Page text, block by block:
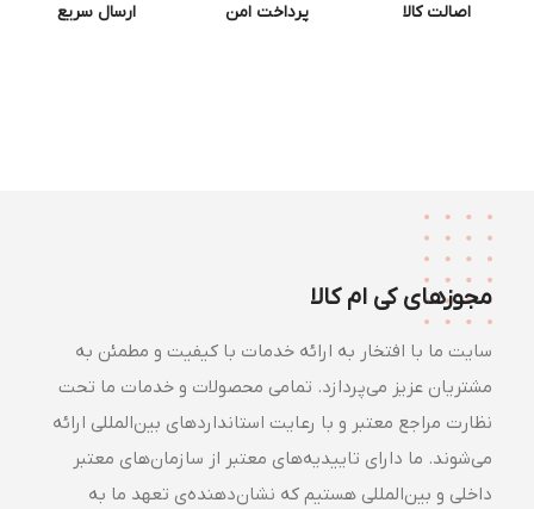
اصالت کالا پرداخت امن ارسال سریع
مجوزهای کی ام کالا
سایت ما با افتخار به ارائه خدمات با کیفیت و مطمئن به
مشتریان عزیز می‌پردازد. تمامی محصولات و خدمات ما تحت
نظارت مراجع معتبر و با رعایت استانداردهای بین‌المللی ارائه
می‌شوند. ما دارای تاییدیه‌های معتبر از سازمان‌های معتبر
داخلی و بین‌المللی هستیم که نشان‌دهنده‌ی تعهد ما به